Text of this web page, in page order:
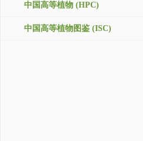
中国高等植物 (HPC)
中国高等植物图鉴 (ISC)